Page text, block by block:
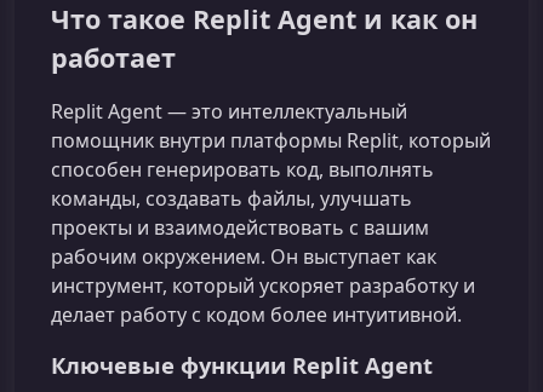
Что такое Replit Agent и как он
работает
Replit Agent — это интеллектуальный
помощник внутри платформы Replit, который
способен генерировать код, выполнять
команды, создавать файлы, улучшать
проекты и взаимодействовать с вашим
рабочим окружением. Он выступает как
инструмент, который ускоряет разработку и
делает работу с кодом более интуитивной.
Ключевые функции Replit Agent